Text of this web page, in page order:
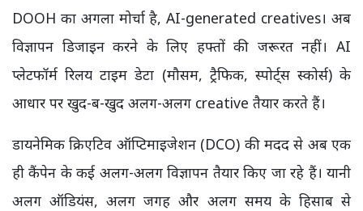
DOOH का अगला मोर्चा है, AI-generated creatives। अब
विज्ञापन डिजाइन करने के लिए हफ्तों की जरूरत नहीं। AI
प्लेटफॉर्म रिलय टाइम डेटा (मौसम, ट्रैफिक, स्पोर्ट्स स्कोर्स) के
आधार पर खुद-ब-खुद अलग-अलग creative तैयार करते हैं।
डायनेमिक क्रिएटिव ऑप्टिमाइजेशन (DCO) की मदद से अब एक
ही कैंपेन के कई अलग-अलग विज्ञापन तैयार किए जा रहे हैं। यानी
अलग ऑडियंस, अलग जगह और अलग समय के हिसाब से